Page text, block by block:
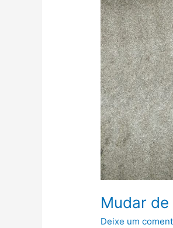
Mudar de
Deixe um
Mudar
de
opinião,
eu?